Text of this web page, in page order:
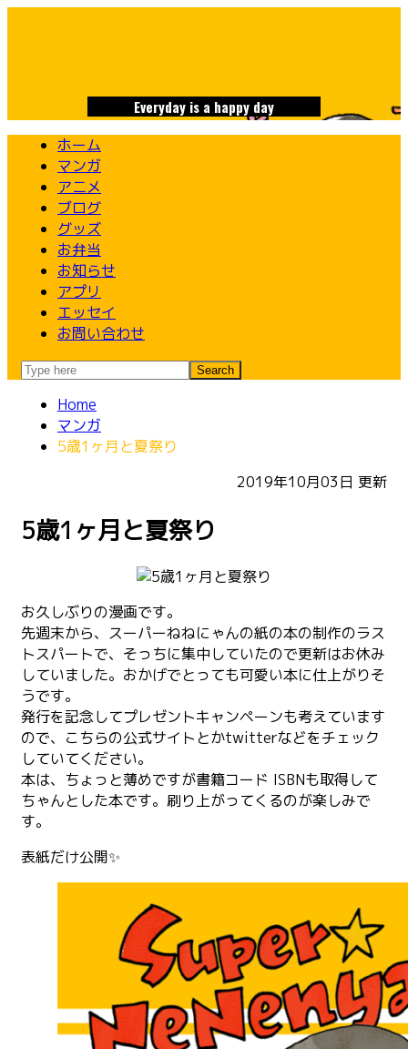
Everyday is a happy day
ホーム
マンガ
アニメ
ブログ
グッズ
お弁当
お知らせ
アプリ
エッセイ
お問い合わせ
Home
マンガ
5歳1ヶ月と夏祭り
2019年10月03日 更新
5歳1ヶ月と夏祭り
お久しぶりの漫画です。
先週末から、スーパーねねにゃんの紙の本の制作のラス
トスパートで、そっちに集中していたので更新はお休み
していました。おかげでとっても可愛い本に仕上がりそ
うです。
発行を記念してプレゼントキャンペーンも考えています
ので、こちらの公式サイトとかtwitterなどをチェック
していてください。
本は、ちょっと薄めですが書籍コード ISBNも取得して
ちゃんとした本です。刷り上がってくるのが楽しみで
す。
表紙だけ公開✨